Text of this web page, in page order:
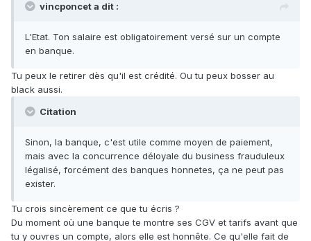
vincponcet a dit :
L'Etat. Ton salaire est obligatoirement versé sur un compte
en banque.
Tu peux le retirer dès qu'il est crédité. Ou tu peux bosser au
black aussi.
Citation
Sinon, la banque, c'est utile comme moyen de paiement,
mais avec la concurrence déloyale du business frauduleux
légalisé, forcément des banques honnetes, ça ne peut pas
exister.
Tu crois sincèrement ce que tu écris ?
Du moment où une banque te montre ses CGV et tarifs avant que
tu y ouvres un compte, alors elle est honnête. Ce qu'elle fait de